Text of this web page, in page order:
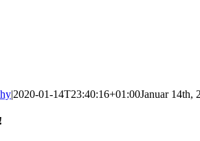
|2020-01-14T23:40:16+01:00Januar 14th,